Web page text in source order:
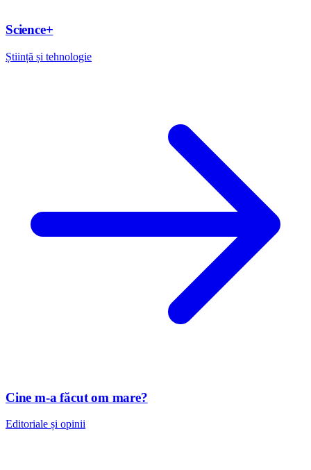
Science+
Știință și tehnologie
Cine m-a făcut om mare?
Editoriale și opinii